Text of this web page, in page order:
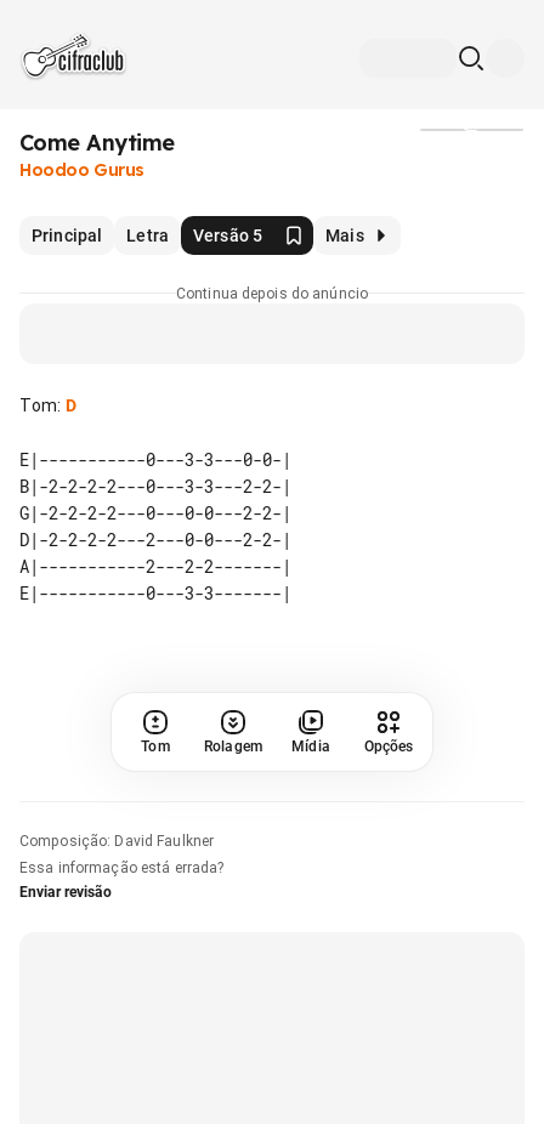
Come Anytime
Hoodoo Gurus
Principal Letra Versão 5 Mais
Continua depois do anúncio
Tom: D
E|-----------0---3-3---0-0-|
B|-2-2-2-2---0---3-3---2-2-|
G|-2-2-2-2---0---0-0---2-2-|
D|-2-2-2-2---2---0-0---2-2-|
A|-----------2---2-2-------|
Tom Rolagem Mídia Opções
Composição: David Faulkner
Essa informação está errada?
Enviar revisão